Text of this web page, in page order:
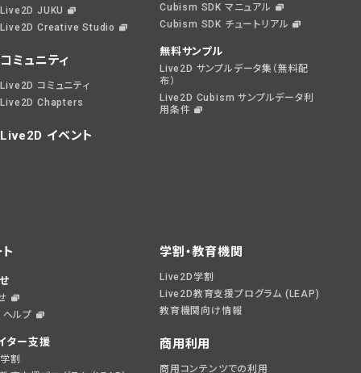
Live2D JUKU
Live2D Creative Studio
コミュニティ
Live2D コミュニティ
Live2D Chapters
Live2D イベント
Cubism SDK マニュアル
Cubism SDK チュートリアル
無料サンプル
Live2D サンプルデータ集（無料配
布）
Live2D Cubism サンプルデータ利
用条件
ルプ
ター支援
割
学割・教育機関
Live2D学割
Live2D教育支援プログラム (LEAP)
教育機関向け情報
商用利用
商用コンテンツでの利用